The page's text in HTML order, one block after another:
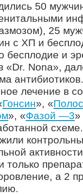
50
25
с ХП и
бесплодие и
«Dr. Nona»,
лечение в
Гонсин», «
», «Фазой —3»
только
а 2